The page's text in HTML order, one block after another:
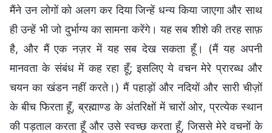
मैंने उन लोगों को अलग कर दिया जिन्हें धन्य किया जाएगा और साथ
ही उन्हें भी जो दुर्भाग्य का सामना करेंगे। यह सब शीशे की तरह साफ़
है, और मैं एक नज़र में यह सब देख सकता हूँ। (मैं यह अपनी
मानवता के संबंध में कह रहा हूँ; इसलिए ये वचन मेरे प्रारब्ध और
चयन का खंडन नहीं करते।) मैं पहाड़ों और नदियों और सारी चीज़ों
के बीच फिरता हूँ, ब्रह्माण्ड के अंतरिक्षों में चारों ओर, प्रत्येक स्थान
की पड़ताल करता हूँ और उसे स्वच्छ करता हूँ, जिससे मेरे वचनों के